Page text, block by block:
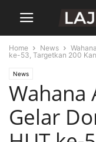
Home News
ke-53, Targetkan 200
News
Wahana
Gelar